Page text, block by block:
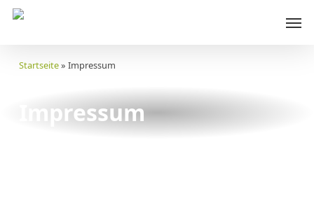
Skip
content
Startseite» Impressum
Impressum